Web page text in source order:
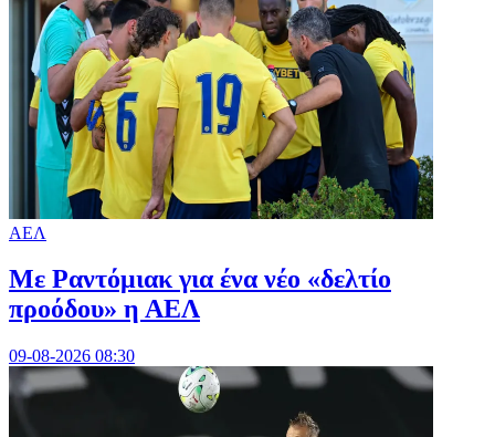
ΑΕΛ
Με Ραντόμιακ για ένα νέο «δελτίο
προόδου» η ΑΕΛ
09-08-2026 08:30